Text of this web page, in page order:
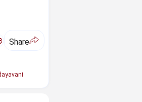
Share